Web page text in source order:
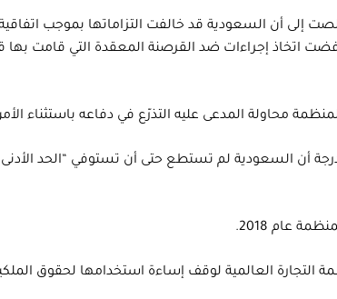
إلى أن السعودية قد خالفت التزاماتها بموجب
اتخاذ إجراءات ضد القرصنة المعقدة التي قامت بها
محاولة المدعى عليه التذرّع في دفاعه باستثناء
أن السعودية لم تستطع حتى أن تستوفي “الحد
عام 2018.
التجارة العالمية لوقف إساءة استخدامها لحقوق